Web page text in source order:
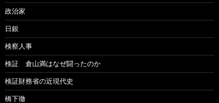
政治家
日銀
検察人事
検証 倉山満はなぜ闘ったのか
検証財務省の近現代史
橋下徹